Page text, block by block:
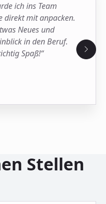
ich ins Team
direkt mit anpacken.
Neues und
in den Beruf.
Spaß!“
Stellen